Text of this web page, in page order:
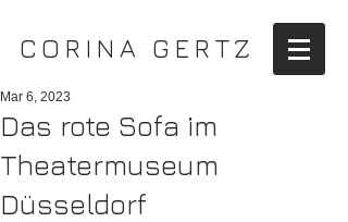
CORINA GERTZ
Das rote Sofa im
Theatermuseum
Düsseldorf
Mar 6, 2023